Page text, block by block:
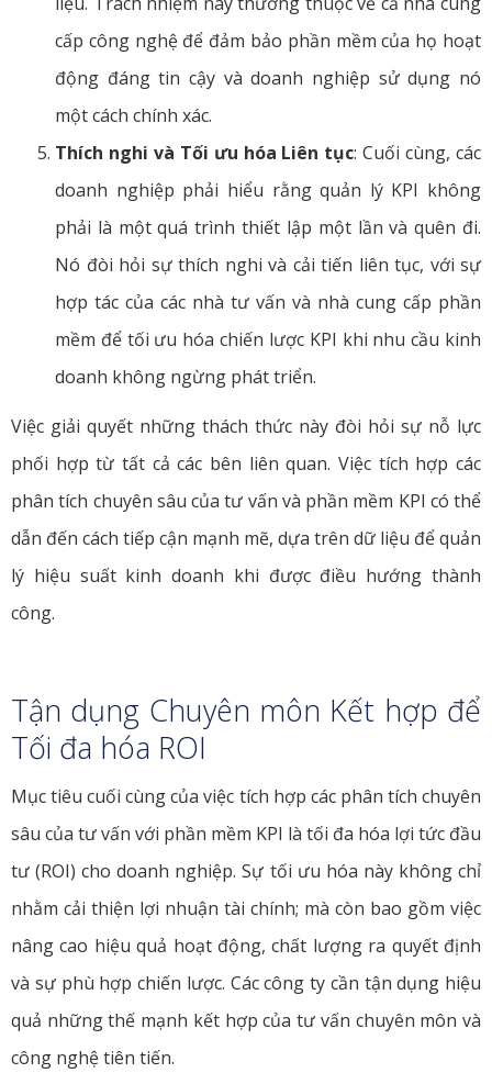
cấp công nghệ để đảm bảo phần mềm của họ hoạt
động đáng tin cậy và doanh nghiệp sử dụng nó
một cách chính xác.
Thích nghi và Tối ưu hóa Liên tục: Cuối cùng, các
doanh nghiệp phải hiểu rằng quản lý KPI không
phải là một quá trình thiết lập một lần và quên đi.
Nó đòi hỏi sự thích nghi và cải tiến liên tục, với sự
hợp tác của các nhà tư vấn và nhà cung cấp phần
mềm để tối ưu hóa chiến lược KPI khi nhu cầu kinh
doanh không ngừng phát triển.
Việc giải quyết những thách thức này đòi hỏi sự nỗ lực
phối hợp từ tất cả các bên liên quan. Việc tích hợp các
phân tích chuyên sâu của tư vấn và phần mềm KPI có thể
dẫn đến cách tiếp cận mạnh mẽ, dựa trên dữ liệu để quản
lý hiệu suất kinh doanh khi được điều hướng thành
công.
Tận dụng Chuyên môn Kết hợp để
Tối đa hóa ROI
Mục tiêu cuối cùng của việc tích hợp các phân tích chuyên
sâu của tư vấn với phần mềm KPI là tối đa hóa lợi tức đầu
tư (ROI) cho doanh nghiệp. Sự tối ưu hóa này không chỉ
nhằm cải thiện lợi nhuận tài chính; mà còn bao gồm việc
nâng cao hiệu quả hoạt động, chất lượng ra quyết định
và sự phù hợp chiến lược. Các công ty cần tận dụng hiệu
quả những thế mạnh kết hợp của tư vấn chuyên môn và
công nghệ tiên tiến.